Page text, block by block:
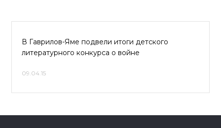
В Гаврилов-Яме подвели итоги детского
литературного конкурса о войне
09.04.15